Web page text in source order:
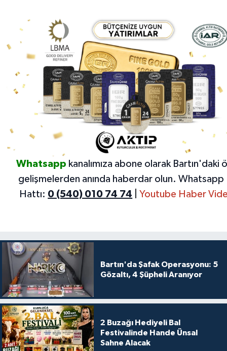
Whatsapp kanalımıza abone olarak Bartın'daki
gelişmelerden anında haberdar olun. Whatsapp
Hattı: 0 (540) 010 74 74 Youtube Haber
Bartın'da Şafak Operasyonu: 5
Gözaltı, 4 Şüpheli Aranıyor
2 Buzağı Hediyeli Bal
Festivalinde Hande Ünsal
Sahne Alacak